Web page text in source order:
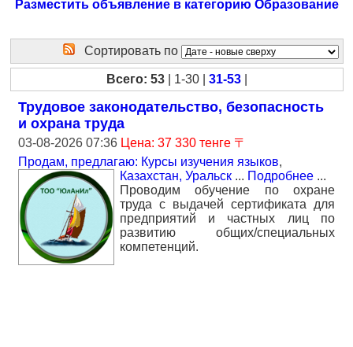
Разместить объявление в категорию Образование
Сортировать по
Всего: 53 | 1-30 | 31-53
Трудовое законодательство, безопасность
и охрана труда
03-08-2026 07:36 Цена: 37 330 тенге 〒
Продам, предлагаю: Курсы изучения языков,
Казахстан, Уральск ... Подробнее ...
Проводим обучение по охране
труда с выдачей сертификата для
предприятий и частных лиц по
развитию общих/специальных
компетенций.